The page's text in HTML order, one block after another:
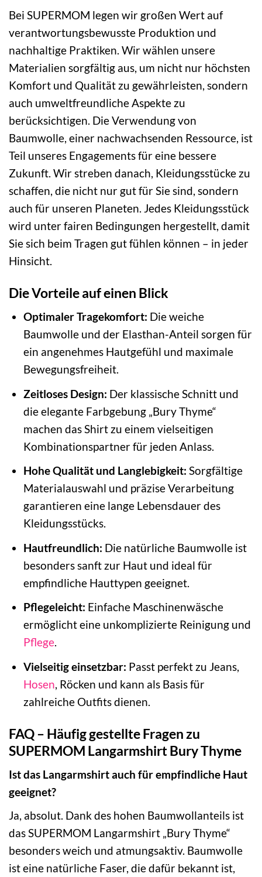
Bei SUPERMOM legen wir großen Wert auf
verantwortungsbewusste Produktion und
nachhaltige Praktiken. Wir wählen unsere
Materialien sorgfältig aus, um nicht nur höchsten
Komfort und Qualität zu gewährleisten, sondern
auch umweltfreundliche Aspekte zu
berücksichtigen. Die Verwendung von
Baumwolle, einer nachwachsenden Ressource, ist
Teil unseres Engagements für eine bessere
Zukunft. Wir streben danach, Kleidungsstücke zu
schaffen, die nicht nur gut für Sie sind, sondern
auch für unseren Planeten. Jedes Kleidungsstück
wird unter fairen Bedingungen hergestellt, damit
Sie sich beim Tragen gut fühlen können – in jeder
Hinsicht.
Die Vorteile auf einen Blick
Optimaler Tragekomfort: Die weiche
Baumwolle und der Elasthan-Anteil sorgen für
ein angenehmes Hautgefühl und maximale
Bewegungsfreiheit.
Zeitloses Design: Der klassische Schnitt und
die elegante Farbgebung „Bury Thyme“
machen das Shirt zu einem vielseitigen
Kombinationspartner für jeden Anlass.
Hohe Qualität und Langlebigkeit: Sorgfältige
Materialauswahl und präzise Verarbeitung
garantieren eine lange Lebensdauer des
Kleidungsstücks.
Hautfreundlich: Die natürliche Baumwolle ist
besonders sanft zur Haut und ideal für
empfindliche Hauttypen geeignet.
Pflegeleicht: Einfache Maschinenwäsche
ermöglicht eine unkomplizierte Reinigung und
Pflege.
Vielseitig einsetzbar: Passt perfekt zu Jeans,
Hosen, Röcken und kann als Basis für
zahlreiche Outfits dienen.
FAQ – Häufig gestellte Fragen zu
SUPERMOM Langarmshirt Bury Thyme
Ist das Langarmshirt auch für empfindliche Haut
geeignet?
Ja, absolut. Dank des hohen Baumwollanteils ist
das SUPERMOM Langarmshirt „Bury Thyme“
besonders weich und atmungsaktiv. Baumwolle
ist eine natürliche Faser, die dafür bekannt ist,